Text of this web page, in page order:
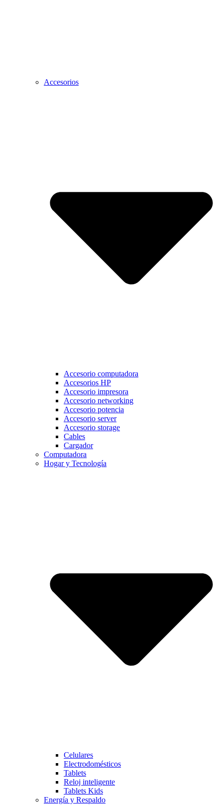
Accesorios
Accesorio computadora
Accesorios HP
Accesorio impresora
Accesorio networking
Accesorio potencia
Accesorio server
Accesorio storage
Cables
Cargador
Computadora
Hogar y Tecnología
Celulares
Electrodomésticos
Tablets
Reloj inteligente
Tablets Kids
Energía y Respaldo